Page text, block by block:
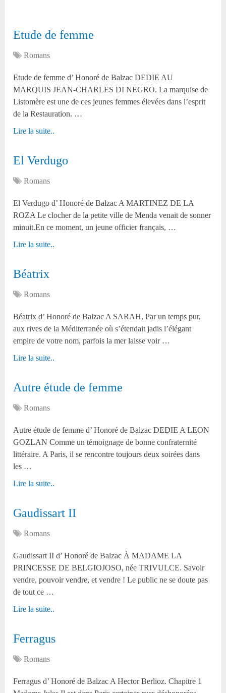
Etude de femme
Romans
Etude de femme d’ Honoré de Balzac DEDIE AU
MARQUIS JEAN-CHARLES DI NEGRO. La marquise de
Listomère est une de ces jeunes femmes élevées dans l’esprit
de la Restauration. …
Lire la suite..
El Verdugo
Romans
El Verdugo d’ Honoré de Balzac A MARTINEZ DE LA
ROZA Le clocher de la petite ville de Menda venait de sonner
minuit.En ce moment, un jeune officier français, …
Lire la suite..
Béatrix
Romans
Béatrix d’ Honoré de Balzac A SARAH, Par un temps pur,
aux rives de la Méditerranée où s’étendait jadis l’élégant
empire de votre nom, parfois la mer laisse voir …
Lire la suite..
Autre étude de femme
Romans
Autre étude de femme d’ Honoré de Balzac DEDIE A LEON
GOZLAN Comme un témoignage de bonne confraternité
littéraire. A Paris, il se rencontre toujours deux soirées dans
les …
Lire la suite..
Gaudissart II
Romans
Gaudissart II d’ Honoré de Balzac À MADAME LA
PRINCESSE DE BELGIOJOSO, née TRIVULCE. Savoir
vendre, pouvoir vendre, et vendre ! Le public ne se doute pas
de tout ce …
Lire la suite..
Ferragus
Romans
Ferragus d’ Honoré de Balzac A Hector Berlioz. Chapitre 1